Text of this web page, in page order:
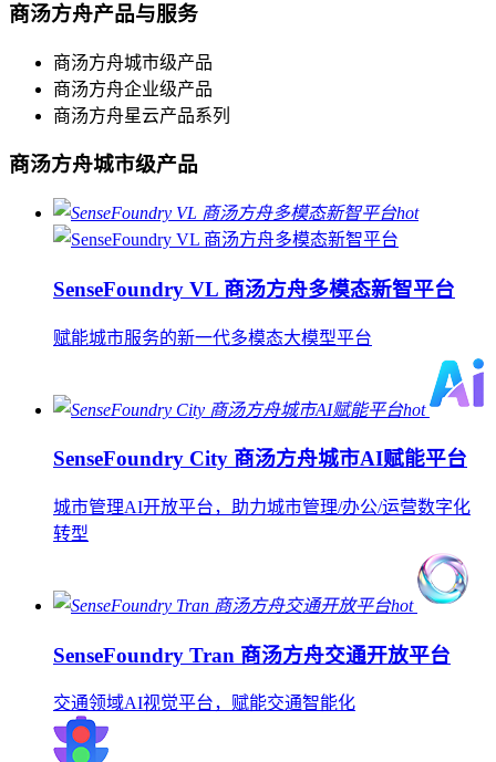
商汤方舟产品与服务
商汤方舟城市级产品
商汤方舟企业级产品
商汤方舟星云产品系列
商汤方舟城市级产品
hot
SenseFoundry VL 商汤方舟多模态新智平台
赋能城市服务的新一代多模态大模型平台
hot
SenseFoundry City 商汤方舟城市AI赋能平台
城市管理AI开放平台，助力城市管理/办公/运营数字化
转型
hot
SenseFoundry Tran 商汤方舟交通开放平台
交通领域AI视觉平台，赋能交通智能化